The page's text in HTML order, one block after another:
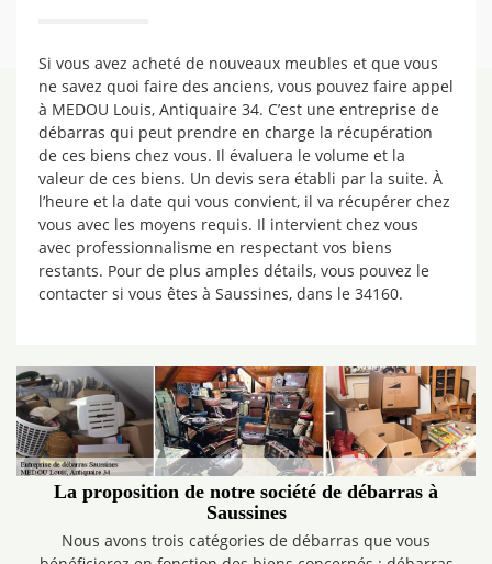
Si vous avez acheté de nouveaux meubles et que vous
ne savez quoi faire des anciens, vous pouvez faire appel
à MEDOU Louis, Antiquaire 34. C’est une entreprise de
débarras qui peut prendre en charge la récupération
de ces biens chez vous. Il évaluera le volume et la
valeur de ces biens. Un devis sera établi par la suite. À
l’heure et la date qui vous convient, il va récupérer chez
vous avec les moyens requis. Il intervient chez vous
avec professionnalisme en respectant vos biens
restants. Pour de plus amples détails, vous pouvez le
contacter si vous êtes à Saussines, dans le 34160.
La proposition de notre société de débarras à
Saussines
Nous avons trois catégories de débarras que vous